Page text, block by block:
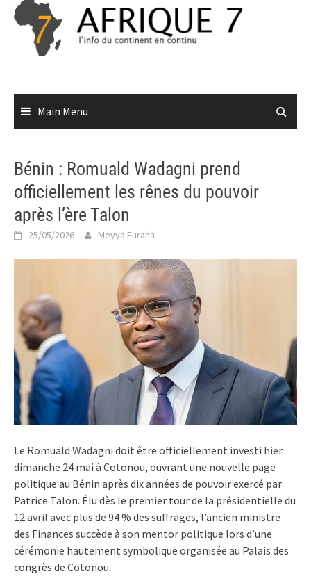
Skip
content
Main Menu
Bénin : Romuald Wadagni prend
officiellement les rênes du pouvoir
après l’ère Talon
25/05/2026 Meyya Furaha
Le Romuald Wadagni doit être officiellement investi hier
dimanche 24 mai à Cotonou, ouvrant une nouvelle page
politique au Bénin après dix années de pouvoir exercé par
Patrice Talon. Élu dès le premier tour de la présidentielle du
12 avril avec plus de 94 % des suffrages, l’ancien ministre
des Finances succède à son mentor politique lors d’une
cérémonie hautement symbolique organisée au Palais des
congrès de Cotonou.